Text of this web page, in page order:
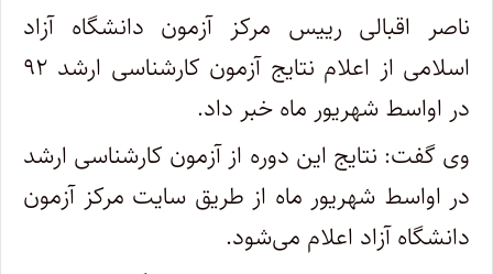
ناصر اقبالی رییس مرکز آزمون دانشگاه آزاد
اسلامی از اعلام نتایج آزمون کارشناسی ارشد ۹۲
در اواسط شهریور ماه خبر داد.
وی گفت: نتایج این دوره از آزمون کارشناسی ارشد
در اواسط شهریور ماه از طریق سایت مرکز آزمون
دانشگاه آزاد اعلام می‌شود.